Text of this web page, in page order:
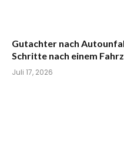
Gutachter nach
Schritte nach einem
Juli 17, 2026